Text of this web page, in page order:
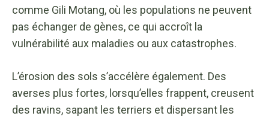
comme Gili Motang, où les populations ne peuvent
pas échanger de gènes, ce qui accroît la
vulnérabilité aux maladies ou aux catastrophes.
L’érosion des sols s’accélère également. Des
averses plus fortes, lorsqu’elles frappent, creusent
des ravins, sapant les terriers et dispersant les